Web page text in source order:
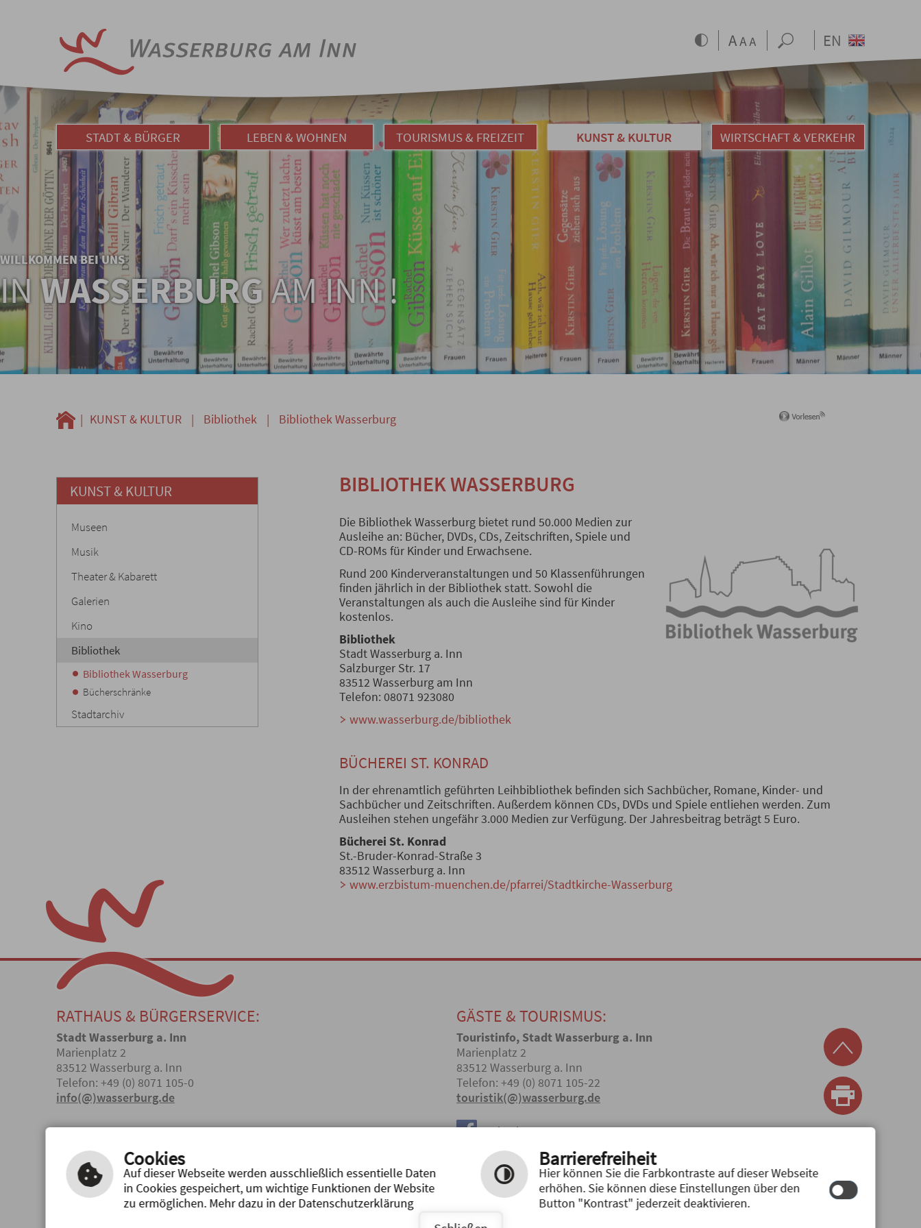
EN
STADT & BÜRGER LEBEN & WOHNEN TOURISMUS & FREIZEIT KUNST & KULTUR WIRTSCHAFT & VERKEHR
WILLKOMMEN BEI UNS
IN WASSERBURGAM INN !
| KUNST & KULTUR | Bibliothek | Bibliothek Wasserburg
BIBLIOTHEK WASSERBURG
Die Bibliothek Wasserburg bietet rund 50.000 Medien zur
Ausleihe an: Bücher, DVDs, CDs, Zeitschriften, Spiele und
CD-ROMs für Kinder und Erwachsene.
Rund 200 Kinderveranstaltungen und 50 Klassenführungen
finden jährlich in der Bibliothek statt. Sowohl die
Veranstaltungen als auch die Ausleihe sind für Kinder
kostenlos.
Bibliothek
Stadt Wasserburg a. Inn
Salzburger Str. 17
83512 Wasserburg am Inn
Telefon: 08071 923080
www.wasserburg.de/bibliothek
BÜCHEREI ST. KONRAD
In der ehrenamtlich geführten Leihbibliothek befinden sich Sachbücher, Romane, Kinder- und
Sachbücher und Zeitschriften. Außerdem können CDs, DVDs und Spiele entliehen werden. Zum
Ausleihen stehen ungefähr 3.000 Medien zur Verfügung. Der Jahresbeitrag beträgt 5 Euro.
Bücherei St. Konrad
St.-Bruder-Konrad-Straße 3
83512 Wasserburg a. Inn
www.erzbistum-muenchen.de/pfarrei/Stadtkirche-Wasserburg
KUNST & KULTUR
Museen
Musik
Theater & Kabarett
Galerien
Kino
Bibliothek
Bibliothek Wasserburg
Bücherschränke
Stadtarchiv
RATHAUS & BÜRGERSERVICE:
Stadt Wasserburg a. Inn
Marienplatz 2
83512 Wasserburg a. Inn
Telefon: +49 (0) 8071 105-0
info(@)wasserburg.de
Inhalt|Impressum|Hilfe| Datenschutzerklärung
GÄSTE & TOURISMUS:
Touristinfo, Stadt Wasserburg a. Inn
Marienplatz 2
83512 Wasserburg a. Inn
Telefon: +49 (0) 8071 105-22
touristik(@)wasserburg.de
Facebook
Instagram
Cookies
Auf dieser Webseite werden ausschließlich essentielle Daten
in Cookies gespeichert, um wichtige Funktionen der Website
zu ermöglichen. Mehr dazu in der Datenschutzerklärung
Barrierefreiheit
Hier können Sie die Farbkontraste auf dieser Webseite
erhöhen. Sie können diese Einstellungen über den
Button "Kontrast" jederzeit deaktivieren.